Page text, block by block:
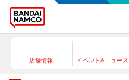
店舗情報 イベント&ニュース